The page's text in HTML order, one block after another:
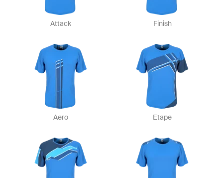
Attack Finish
Aero Etape